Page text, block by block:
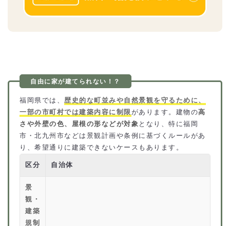
福岡県では、 歴史的な町並みや自然景観を守るために、
一部の市町村では建築内容に制限があります。建物の高
さや外壁の色、屋根の形などが対象 となり、特に福岡
市・北九州市などは景観計画や条例に基づくルールがあ
り、希望通りに建築できないケースもあります。
区分 自治体
景
観・
建築
規制